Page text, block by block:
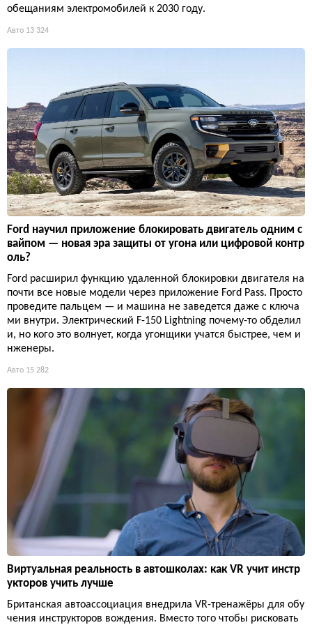
обещаниям электромобилей к 2030 году.
Авто 13 324
Ford научил приложение блокировать двигатель одним с
вайпом — новая эра защиты от угона или цифровой контр
оль?
Ford расширил функцию удаленной блокировки двигателя на
почти все новые модели через приложение Ford Pass. Просто
проведите пальцем — и машина не заведется даже с ключа
ми внутри. Электрический F-150 Lightning почему-то обделил
и, но кого это волнует, когда угонщики учатся быстрее, чем и
нженеры.
Авто 15 282
Виртуальная реальность в автошколах: как VR учит инстр
укторов учить лучше
Британская автоассоциация внедрила VR-тренажёры для обу
чения инструкторов вождения. Вместо того чтобы рисковать